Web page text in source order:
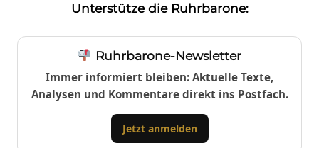
Unterstütze die Ruhrbarone:
Ruhrbarone-Newsletter
Immer informiert bleiben: Aktuelle Texte,
Analysen und Kommentare direkt ins Postfach.
Jetzt anmelden